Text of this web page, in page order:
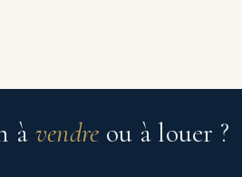
cuisine est dotée
chaque chambre
à vendre ou à louer ?